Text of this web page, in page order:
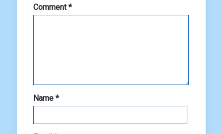
Comment*
Name *